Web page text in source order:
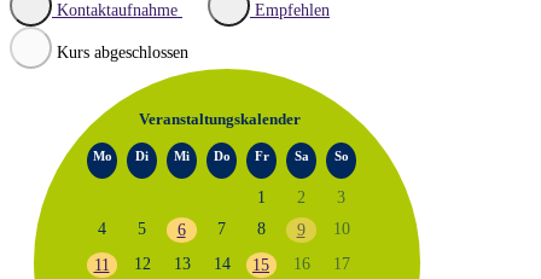
Kontaktaufnahme Empfehlen
Kurs abgeschlossen
Veranstaltungskalender
Mo Di Mi Do Fr Sa So
1 2
3
4
5 6 7 8 9
10
11
12 13 14 15 16
17